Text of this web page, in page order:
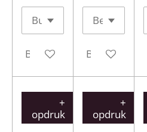
Bekijk details Bekijk details
+
opdruk
+
opdruk